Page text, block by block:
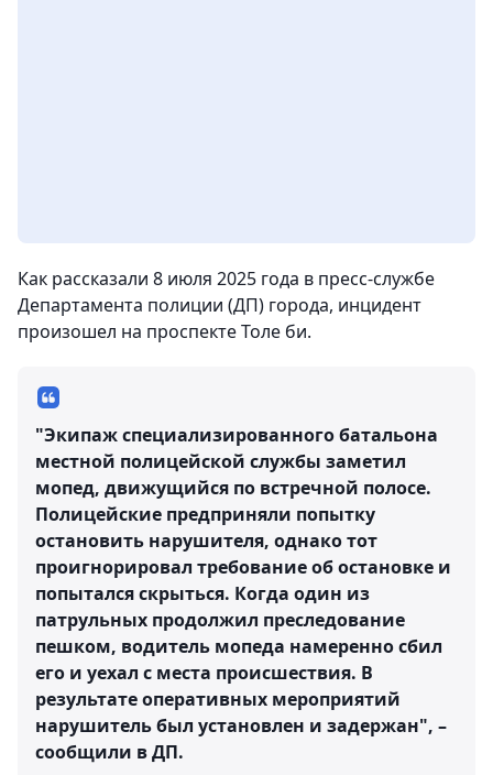
Как рассказали 8 июля 2025 года в пресс-службе
Департамента полиции (ДП) города, инцидент
произошел на проспекте Толе би.
"Экипаж специализированного батальона
местной полицейской службы заметил
мопед, движущийся по встречной полосе.
Полицейские предприняли попытку
остановить нарушителя, однако тот
проигнорировал требование об остановке и
попытался скрыться. Когда один из
патрульных продолжил преследование
пешком, водитель мопеда намеренно сбил
его и уехал с места происшествия. В
результате оперативных мероприятий
нарушитель был установлен и задержан", –
сообщили в ДП.